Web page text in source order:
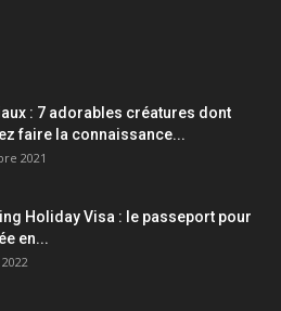
: 7 adorables créatures dont
faire la connaissance...
2021
Holiday Visa : le passeport pour
en...